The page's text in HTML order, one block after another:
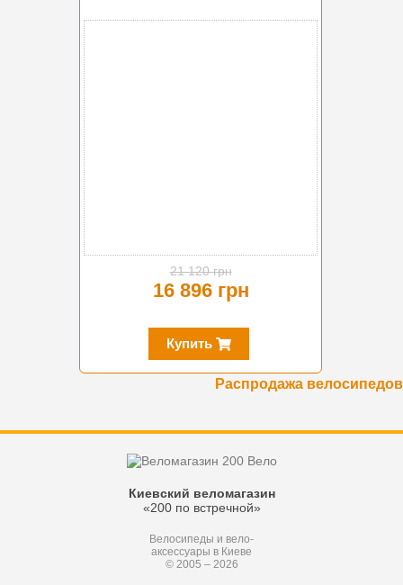
21 120 грн
16 896 грн
Купить
Распродажа велосипедов
Киевский веломагазин
«200 по встречной»
Велосипеды и вело-
аксессуары в Киеве
© 2005 – 2026